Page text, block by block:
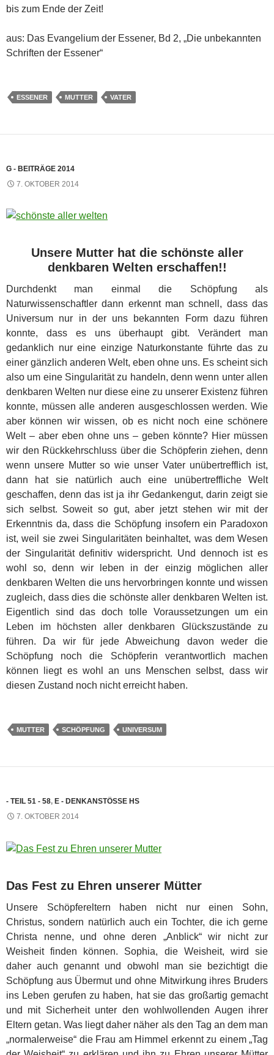
bis zum Ende der Zeit!
aus: Das Evangelium der Essener, Bd 2, „Die unbekannten
Schriften der Essener“
ESSENER MUTTER VATER
G - BEITRÄGE 2014
7. OKTOBER 2014
Unsere Mutter hat die schönste aller
denkbaren Welten erschaffen!!
Durchdenkt man einmal die Schöpfung als
Naturwissenschaftler dann erkennt man schnell, dass das
Universum nur in der uns bekannten Form dazu führen
konnte, dass es uns überhaupt gibt. Verändert man
gedanklich nur eine einzige Naturkonstante führte das zu
einer gänzlich anderen Welt, eben ohne uns. Es scheint sich
also um eine Singularität zu handeln, denn wenn unter allen
denkbaren Welten nur diese eine zu unserer Existenz führen
konnte, müssen alle anderen ausgeschlossen werden. Wie
aber können wir wissen, ob es nicht noch eine schönere
Welt – aber eben ohne uns – geben könnte? Hier müssen
wir den Rückkehrschluss über die Schöpferin ziehen, denn
wenn unsere Mutter so wie unser Vater unübertrefflich ist,
dann hat sie natürlich auch eine unübertreffliche Welt
geschaffen, denn das ist ja ihr Gedankengut, darin zeigt sie
sich selbst. Soweit so gut, aber jetzt stehen wir mit der
Erkenntnis da, dass die Schöpfung insofern ein Paradoxon
ist, weil sie zwei Singularitäten beinhaltet, was dem Wesen
der Singularität definitiv widerspricht. Und dennoch ist es
wohl so, denn wir leben in der einzig möglichen aller
denkbaren Welten die uns hervorbringen konnte und wissen
zugleich, dass dies die schönste aller denkbaren Welten ist.
Eigentlich sind das doch tolle Voraussetzungen um ein
Leben im höchsten aller denkbaren Glückszustände zu
führen. Da wir für jede Abweichung davon weder die
Schöpfung noch die Schöpferin verantwortlich machen
können liegt es wohl an uns Menschen selbst, dass wir
diesen Zustand noch nicht erreicht haben.
MUTTER SCHÖPFUNG UNIVERSUM
- TEIL 51 - 58, E - DENKANSTÖSSE HS
7. OKTOBER 2014
Das Fest zu Ehren unserer Mütter
Unsere Schöpfereltern haben nicht nur einen Sohn,
Christus, sondern natürlich auch ein Tochter, die ich gerne
Christa nenne, und ohne deren „Anblick“ wir nicht zur
Weisheit finden können. Sophia, die Weisheit, wird sie
daher auch genannt und obwohl man sie bezichtigt die
Schöpfung aus Übermut und ohne Mitwirkung ihres Bruders
ins Leben gerufen zu haben, hat sie das großartig gemacht
und mit Sicherheit unter den wohlwollenden Augen ihrer
Eltern getan. Was liegt daher näher als den Tag an dem man
„normalerweise“ die Frau am Himmel erkennt zu einem „Tag